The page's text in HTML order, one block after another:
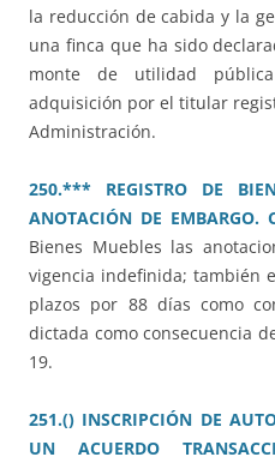
la reducción de cabida y la
una finca que ha sido
monte de utilidad
adquisición por el titular
Administración.
250.*** REGISTRO DE
ANOTACIÓN DE EMBARGO.
Bienes Muebles las
vigencia indefinida; también
plazos por 88 días como
dictada como consecuencia
19.
251.() INSCRIPCIÓN DE
UN ACUERDO